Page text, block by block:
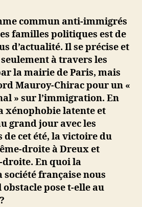
commun anti-immigrés
familles politiques est de
d’actualité. Il se précise et
à travers les
la mairie de Paris, mais
Mauroy-Chirac pour un «
» sur l’immigration. En
xénophobie latente et
grand jour avec les
cet été, la victoire du
droite à Dreux et
droite. En quoi la
française nous
pose t-elle au